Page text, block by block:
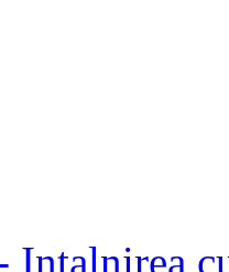
Intalnirea